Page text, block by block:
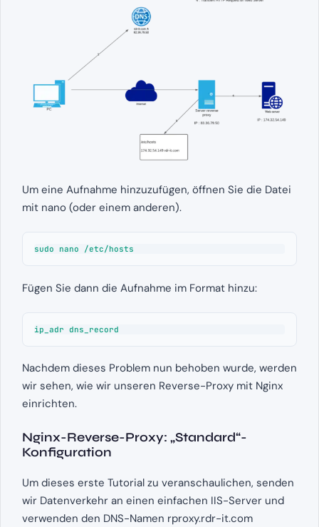
Um eine Aufnahme hinzuzufügen, öffnen Sie die Datei
mit nano (oder einem anderen).
sudo nano /etc/hosts
Fügen Sie dann die Aufnahme im Format hinzu:
ip_adr dns_record
Nachdem dieses Problem nun behoben wurde, werden
wir sehen, wie wir unseren Reverse-Proxy mit Nginx
einrichten.
Nginx-Reverse-Proxy: „Standard“-
Konfiguration
Um dieses erste Tutorial zu veranschaulichen, senden
wir Datenverkehr an einen einfachen IIS-Server und
verwenden den DNS-Namen rproxy.rdr-it.com